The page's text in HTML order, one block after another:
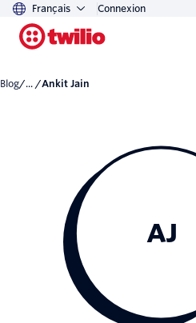
Français Connexion
Blog/... / Ankit Jain
AJ